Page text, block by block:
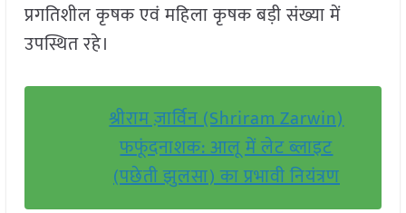
प्रगतिशील कृषक एवं महिला कृषक बड़ी संख्या में
उपस्थित रहे।
श्रीराम ज़ार्विन (Shriram Zarwin)
फफूंदनाशक: आलू में लेट ब्लाइट
(पछेती झुलसा) का प्रभावी नियंत्रण